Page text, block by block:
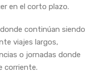
en el corto plazo.
continúan siendo
viajes largos,
o jornadas donde
corriente.